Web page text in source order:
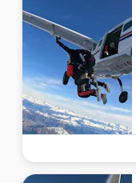
Entrada incluida
Grupo pequeño
Visita con audioguía
Cruceros
Traslados
Traslados en bus